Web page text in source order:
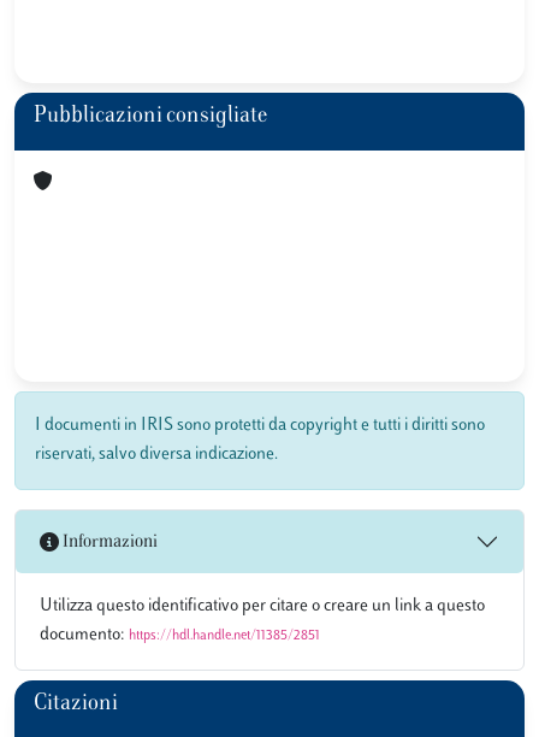
Pubblicazioni consigliate
I documenti in IRIS sono protetti da copyright e tutti i diritti sono
riservati, salvo diversa indicazione.
Informazioni
Utilizza questo identificativo per citare o creare un link a questo
documento: https://hdl.handle.net/11385/2851
Citazioni